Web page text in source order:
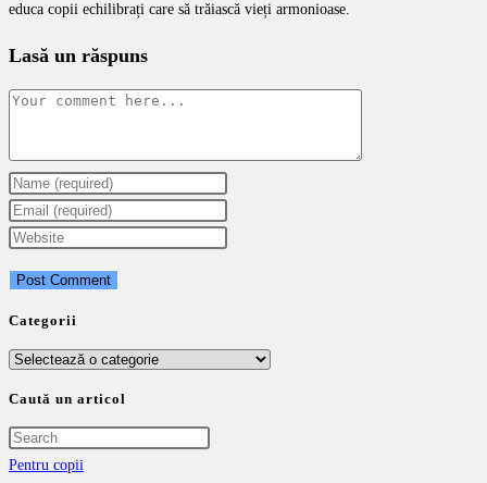
educa copii echilibrați care să trăiască vieți armonioase.
Lasă un răspuns
Comment
Enter
your
name
username
to
comment
Enter
your
address
to
comment
Enter
website
URL
(optional)
Categorii
Categorii
Caută un articol
Pentru copii